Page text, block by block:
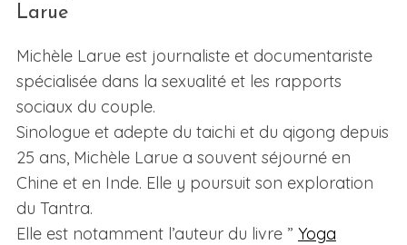
Larue
Michèle Larue est journaliste et documentariste
spécialisée dans la sexualité et les rapports
sociaux du couple.
Sinologue et adepte du taichi et du qigong depuis
25 ans, Michèle Larue a souvent séjourné en
Chine et en Inde. Elle y poursuit son exploration
du Tantra.
Elle est notamment l’auteur du livre ” Yoga